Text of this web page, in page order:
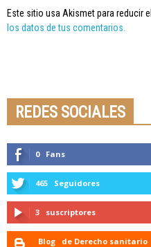
Este sitio usa Akismet para reducir
los datos de tus comentarios.
REDES SOCIALES
0 Fans
465 Seguidores
3 suscriptores
Blog de Derecho sanitario